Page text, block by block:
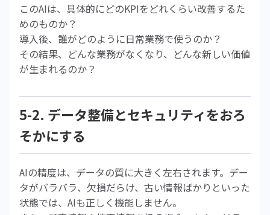
このAIは、具体的にどのKPIをどれくらい改善するた
めのものか？
導入後、誰がどのように日常業務で使うのか？
その結果、どんな業務がなくなり、どんな新しい価値
が生まれるのか？
5-2. データ整備とセキュリティをおろ
そかにする
AIの精度は、データの質に大きく左右されます。デー
タがバラバラ、欠損だらけ、古い情報ばかりといった
状態では、AIも正しく機能しません。